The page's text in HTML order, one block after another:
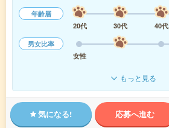
年齢層
20代
30代 40代
男女比率
女性
もっと見る
気になる! 応募へ進む